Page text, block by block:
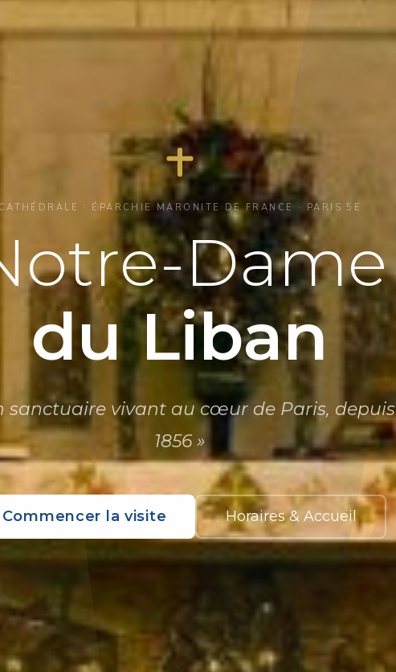
· ÉPARCHIE MARONITE DE FRANCE · PARIS 5E
Dame
du Liban
sanctuaire vivant au cœur de Paris, depuis
1856»
Commencer la visite Horaires & Accueil